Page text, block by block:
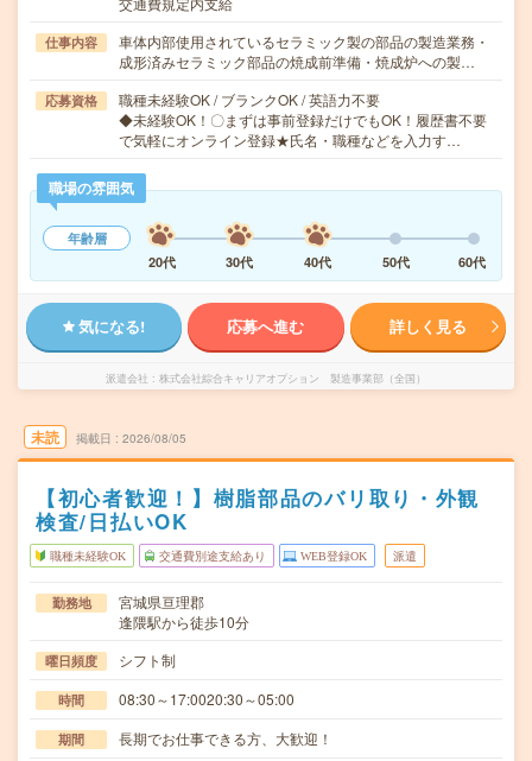
仕事内容
車体内部使用されているセラミック製の部品の製造業務・
成形済みセラミック部品の焼成前準備・焼成炉への製…
応募資格
職種未経験OK / ブランクOK / 英語力不要
◆未経験OK！〇まずは事前登録だけでもOK！履歴書不要
で気軽にオンライン登録★氏名・職種などを入力す…
職場の雰囲気
年齢層
20代
30代 40代 50代 60代
気になる! 応募へ進む 詳しく見る
派遣会社 株式会社綜合キャリアオプション 製造事業部（全国）
未読 掲載日 2026/08/05
【初心者歓迎！】樹脂部品のバリ取り・外観
検査/日払いOK
職種未経験OK 交通費別途支給あり WEB登録OK 派遣
勤務地
宮城県亘理郡
逢隈駅から徒歩10分
曜日頻度 シフト制
時間 08:30～17:0020:30～05:00
期間 長期でお仕事できる方、大歓迎！